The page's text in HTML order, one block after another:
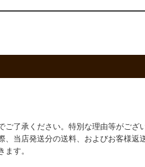
了承ください。特別な理由等がござ
、当店発送分の送料、およびお客様返
ます。